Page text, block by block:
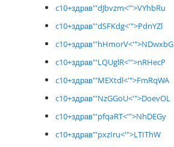
c10+здрав"'dJbvzm<'">VYhbRu
c10+здрав"'dSFKdg<'">PdnYZl
c10+здрав"'hHmorV<'">NDwxbG
c10+здрав"'LQUglR<'">nRHecP
c10+здрав"'MEXtdl<'">FmRqWA
c10+здрав"'NzGGoU<'">DoevOL
c10+здрав"'pfqaRT<'">NhDEGy
c10+здрав"'pxzIru<'">LTIThW